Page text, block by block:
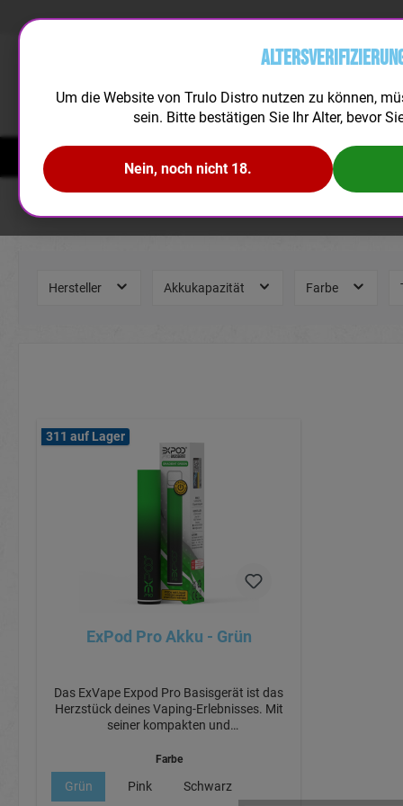
NEUHEITEN DISPOSABLES AROMEN
Hersteller Akkukapazität Farbe
311 auf Lager
ExPod Pro Akku - Grün
Das ExVape Expod Pro Basisgerät ist das
Herzstück deines Vaping-Erlebnisses. Mit
seiner kompakten und
die perfekte Grundlage für deine Lieblings-
ExVape-Pods. Es ist kompatibel mit allen
Pods aus der Expod-Pro-Reihe.Beachte
Farbe
Grün Pink Schwarz
Um die Website von Trulo Distro nutzen zu können,
sein. Bitte bestätigen Sie Ihr Alter, bevor
Nein, noch nicht 18.